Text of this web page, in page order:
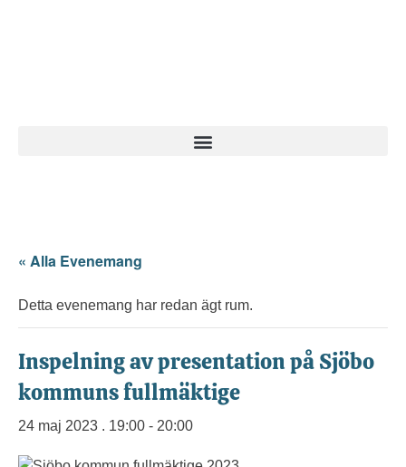
« Alla Evenemang
Detta evenemang har redan ägt rum.
Inspelning av presentation på Sjöbo
kommuns fullmäktige
24 maj 2023 . 19:00 - 20:00